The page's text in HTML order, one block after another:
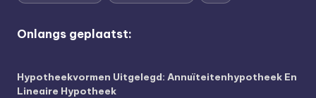
Onlangs geplaatst:
Hypotheekvormen Uitgelegd: Annuïteitenhypotheek En
Lineaire Hypotheek